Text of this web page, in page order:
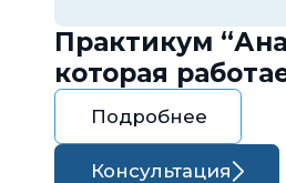
Практикум
которая
Подробнее
Консультация